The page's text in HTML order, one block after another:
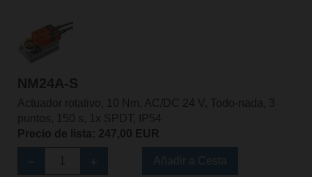
NM24A-S
Actuador rotativo, 10 Nm, AC/DC 24 V, Todo-nada, 3
puntos, 150 s, 1x SPDT, IP54
Precio de lista: 247,00 EUR